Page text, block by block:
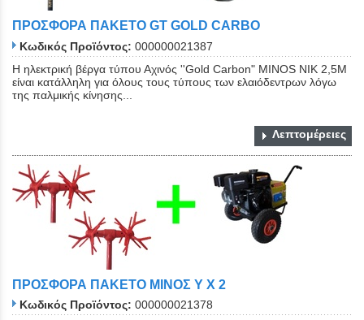
ΠΡΟΣΦΟΡΑ ΠΑΚΕΤΟ GT GOLD CARBO
Κωδικός Προϊόντος: 000000021387
Η ηλεκτρική βέργα τύπου Αχινός ''Gold Carbon" ΜΙΝΟS NIK 2,5Μ
είναι κατάλληλη για όλους τους τύπους των ελαιόδεντρων λόγω
της παλμικής κίνησης...
Λεπτομέρειες
ΠΡΟΣΦΟΡΑ ΠΑΚΕΤΟ ΜΙΝΟΣ Y X 2
Κωδικός Προϊόντος: 000000021378